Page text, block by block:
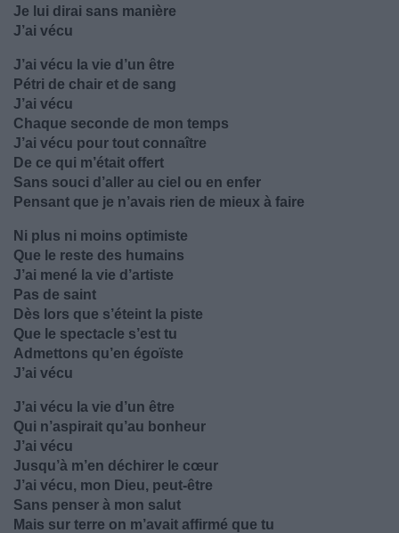
Je lui dirai sans manière
J’ai vécu
J’ai vécu la vie d’un être
Pétri de chair et de sang
J’ai vécu
Chaque seconde de mon temps
J’ai vécu pour tout connaître
De ce qui m’était offert
Sans souci d’aller au ciel ou en enfer
Pensant que je n’avais rien de mieux à faire
Ni plus ni moins optimiste
Que le reste des humains
J’ai mené la vie d’artiste
Pas de saint
Dès lors que s’éteint la piste
Que le spectacle s’est tu
Admettons qu’en égoïste
J’ai vécu
J’ai vécu la vie d’un être
Qui n’aspirait qu’au bonheur
J’ai vécu
Jusqu’à m’en déchirer le cœur
J’ai vécu, mon Dieu, peut-être
Sans penser à mon salut
Mais sur terre on m’avait affirmé que tu